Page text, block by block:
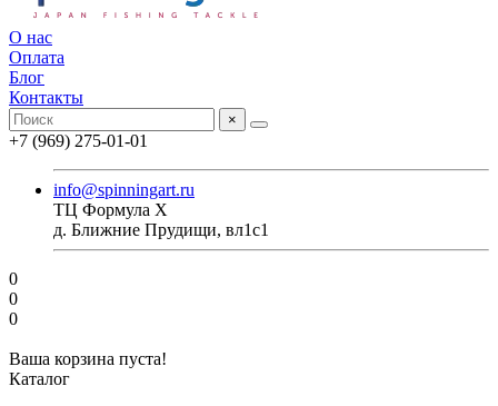
О нас
Оплата
Блог
Контакты
×
+7 (969) 275-01-01
info@spinningart.ru
ТЦ Формула X
д. Ближние Прудищи, вл1с1
0
0
0
Ваша корзина пуста!
Каталог